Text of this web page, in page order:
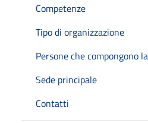
Competenze
Tipo di organizzazione
Persone che compongono
Sede principale
Contatti